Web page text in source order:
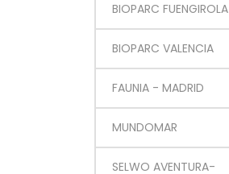
BIOPARC FUENGIROLA
BIOPARC VALENCIA
FAUNIA - MADRID
MUNDOMAR
SELWO AVENTURA-